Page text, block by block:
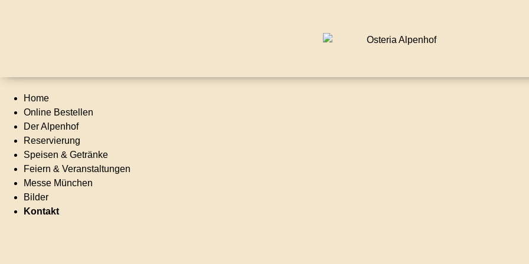
Home
Online Bestellen
Der Alpenhof
Reservierung
Speisen & Getränke
Feiern & Veranstaltungen
Messe München
Bilder
Kontakt